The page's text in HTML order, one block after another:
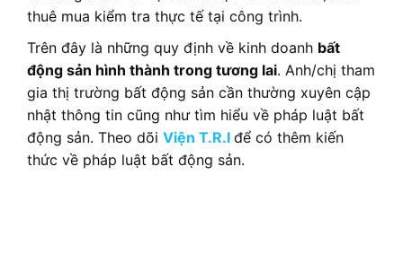
thuê mua kiểm tra thực tế tại công trình.
Trên đây là những quy định về kinh doanh bất
động sản hình thành trong tương lai. Anh/chị tham
gia thị trường bất động sản cần thường xuyên cập
nhật thông tin cũng như tìm hiểu về pháp luật bất
động sản. Theo dõi Viện T.R.I để có thêm kiến
thức về pháp luật bất động sản.